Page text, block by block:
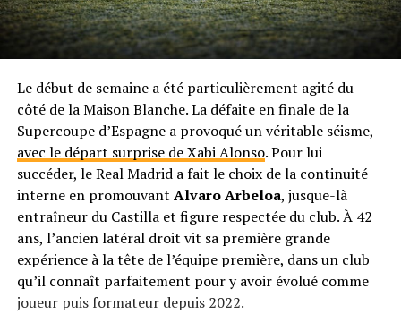
Le début de semaine a été particulièrement agité du
côté de la Maison Blanche. La défaite en finale de la
Supercoupe d’Espagne a provoqué un véritable séisme,
avec le départ surprise de Xabi Alonso. Pour lui
succéder, le Real Madrid a fait le choix de la continuité
interne en promouvant Alvaro Arbeloa, jusque-là
entraîneur du Castilla et figure respectée du club. À 42
ans, l’ancien latéral droit vit sa première grande
expérience à la tête de l’équipe première, dans un club
qu’il connaît parfaitement pour y avoir évolué comme
joueur puis formateur depuis 2022.